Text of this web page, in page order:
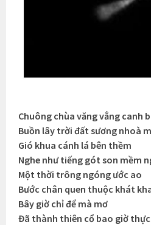
Chuông chùa văng vẳng canh
Buồn lây trời đất sương nhoà
Gió khua cánh lá bên thềm
Nghe như tiếng gót son mềm
Một thời trông ngóng ước ao
Bước chân quen thuộc khát
Bây giờ chỉ để mà mơ
Đã thành thiên cổ bao giờ